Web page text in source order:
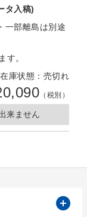
タ入稿)
一部離島は別途
す。
在庫状態：売切れ
（税別）
来ません